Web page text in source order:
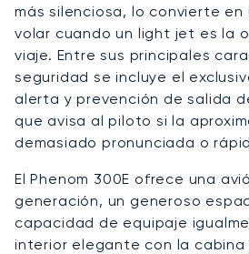
más silenciosa, lo convierte en
volar cuando un light jet es la
viaje. Entre sus principales
seguridad se incluye el
alerta y prevención de salida
que avisa al piloto si la
demasiado pronunciada o
El Phenom 300E ofrece una
generación, un generoso
capacidad de equipaje
interior elegante con la cabina